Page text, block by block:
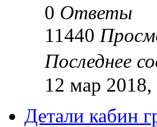
0 Ответы
11440
Последнее
12 мар 2018,
Детали кабин